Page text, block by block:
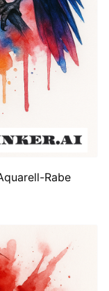
Rabe